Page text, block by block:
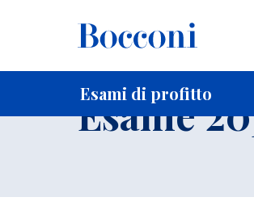
Esami di profitto
Home Per studenti iscritti
Esame